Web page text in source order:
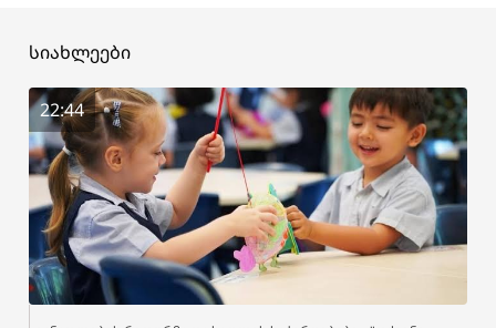
სიახლეები
22:44